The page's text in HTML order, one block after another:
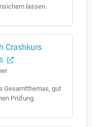
lassen.
Gesamtthemas, gut
Prüfung